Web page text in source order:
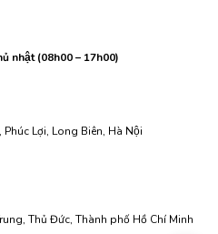
nhật (08h00 – 17h00)
Lợi, Long Biên, Hà Nội
Thủ Đức, Thành phố Hồ Chí Minh